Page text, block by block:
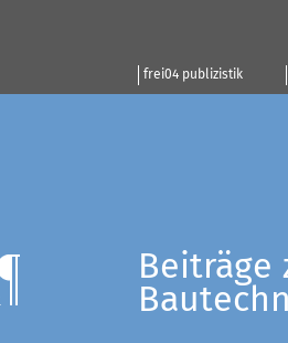
frei04 publizistik
Beiträge